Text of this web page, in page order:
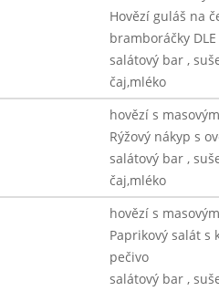
Hovězí guláš na
bramboráčky DLE
salátový bar ,
čaj,mléko
hovězí s
Rýžový nákyp s
salátový bar ,
čaj,mléko
hovězí s
Paprikový salát s
pečivo
salátový bar ,